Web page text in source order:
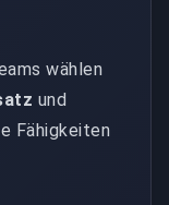
wählen
und
Fähigkeiten